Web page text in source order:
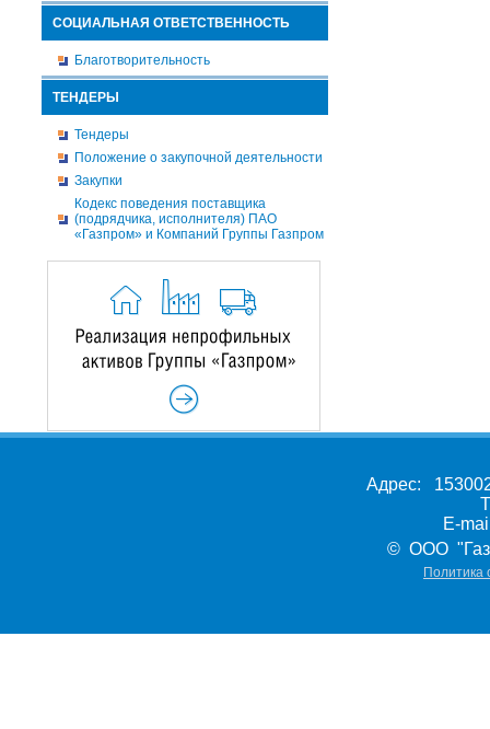
СОЦИАЛЬНАЯ ОТВЕТСТВЕННОСТЬ
Благотворительность
ТЕНДЕРЫ
Тендеры
Положение о закупочной деятельности
Закупки
Кодекс поведения поставщика
(подрядчика, исполнителя) ПАО
«Газпром» и Компаний Группы Газпром
Адрес:
E-
© ООО
Политика